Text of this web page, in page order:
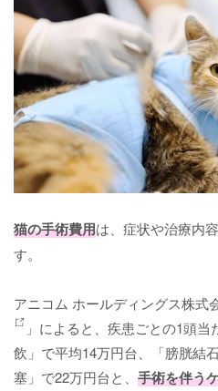
猫の手術費用は、症状や治療内
す。
アニコム ホールディングス株式
」によると、疾患ごとの1頭
飲」で平均14万円台、「膀胱結
塞」で22万円台と、 手術を伴う